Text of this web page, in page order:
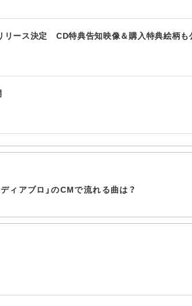
リース決定 CD特典告知映像＆購入特典絵柄も
ィアブロ」のCMで流れる曲は？